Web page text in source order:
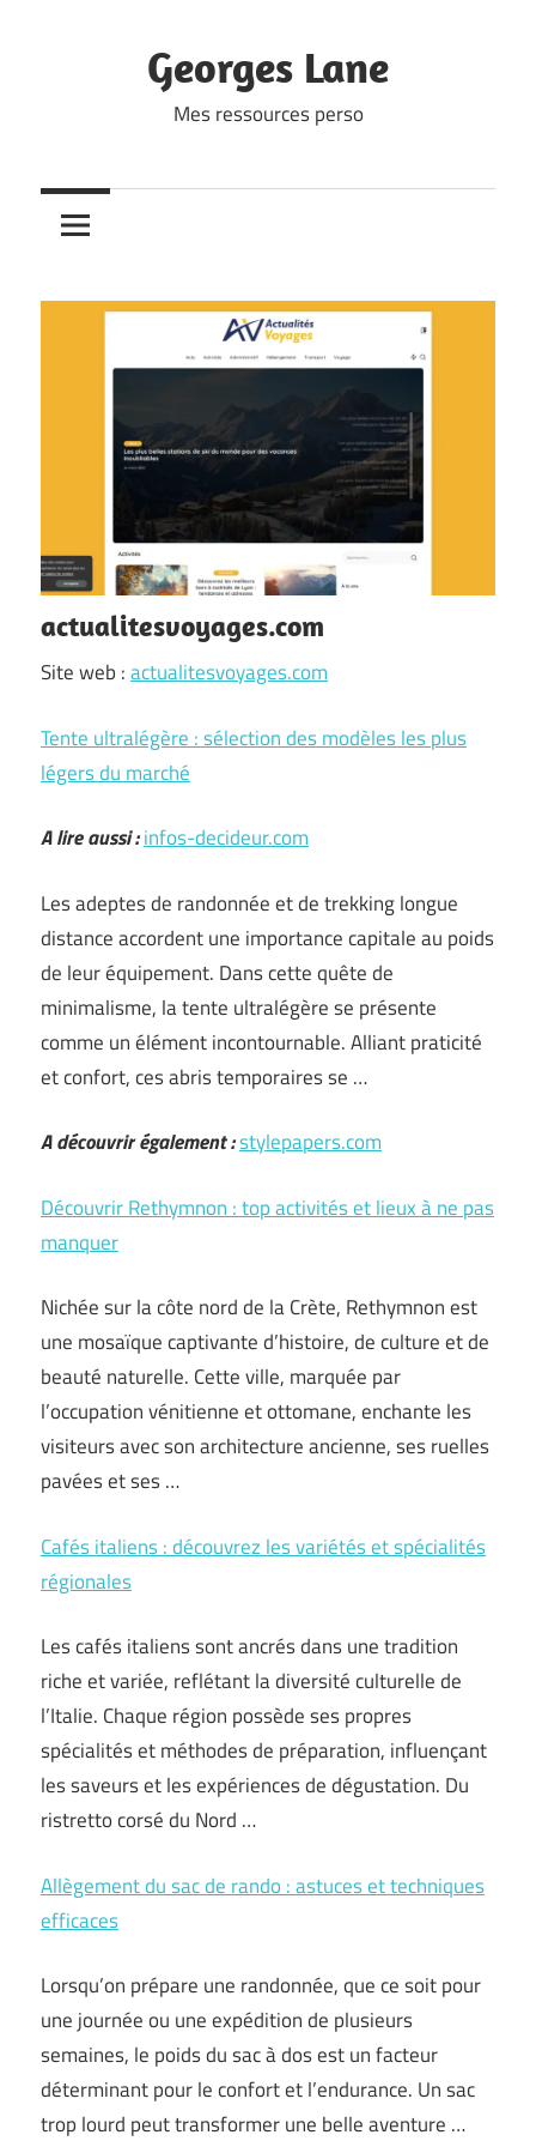
Georges Lane
Mes ressources perso
actualitesvoyages.com
Site web :actualitesvoyages.com
Tente ultralégère : sélection des modèles les plus
légers du marché
A lire aussi :infos-decideur.com
Les adeptes de randonnée et de trekking longue
distance accordent une importance capitale au poids
de leur équipement. Dans cette quête de
minimalisme, la tente ultralégère se présente
comme un élément incontournable. Alliant praticité
et confort, ces abris temporaires se …
A découvrir également :stylepapers.com
Découvrir Rethymnon : top activités et lieux à ne pas
manquer
Nichée sur la côte nord de la Crète, Rethymnon est
une mosaïque captivante d’histoire, de culture et de
beauté naturelle. Cette ville, marquée par
l’occupation vénitienne et ottomane, enchante les
visiteurs avec son architecture ancienne, ses ruelles
pavées et ses …
Cafés italiens : découvrez les variétés et spécialités
régionales
Les cafés italiens sont ancrés dans une tradition
riche et variée, reflétant la diversité culturelle de
l’Italie. Chaque région possède ses propres
spécialités et méthodes de préparation, influençant
les saveurs et les expériences de dégustation. Du
ristretto corsé du Nord …
Allègement du sac de rando : astuces et techniques
efficaces
Lorsqu’on prépare une randonnée, que ce soit pour
une journée ou une expédition de plusieurs
semaines, le poids du sac à dos est un facteur
déterminant pour le confort et l’endurance. Un sac
trop lourd peut transformer une belle aventure …